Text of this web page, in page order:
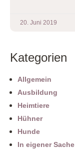
20. Juni 2019
Kategorien
Allgemein
Ausbildung
Heimtiere
Hühner
Hunde
In eigener Sache